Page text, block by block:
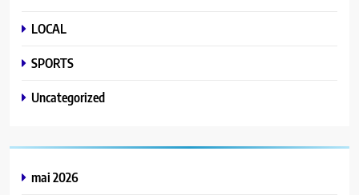
LOCAL
SPORTS
Uncategorized
mai 2026